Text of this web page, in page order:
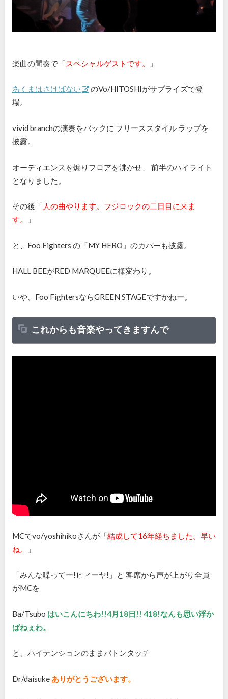
楽曲の間奏で「スペシャルゲストです。 」
あくまはさけばない のVo/HITOSHIがサプライズで登
場。
vivid branchの演奏をバックに フリーススタイル ラップを
披露。
オーディエンスを煽りフロアを沸かせ、 前半のハイライト
となりました。
その後「 人の曲やります。フジロックの二日目に来ま
す。
」
と、 Foo Fighters の「MY HERO 」のカバーも披露。
HALL BEEがRED MARQUEEに様変わり。
いや、 Foo FightersならGREEN STAGEですかねー。
これからも音楽やってきますんで
MCでvo/yoshihikoさんが「結成して16年経ちました。早い
ね。
」
「みんな喋ってー!ヒィーヤ! 」と 客席から声が上がり全員
がMCを
Ba/Tsubo はいこんにちわ!!4月18日!! 418!なんも思い浮か
ばねぇわ。
と、ハイテンションのままバトンタッチ
Dr/daisuke ありがとうございます。